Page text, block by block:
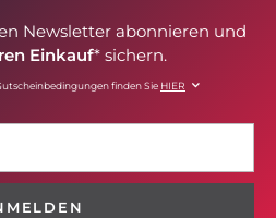
Newsletter abonnieren und
Einkauf* sichern.
finden Sie HIER